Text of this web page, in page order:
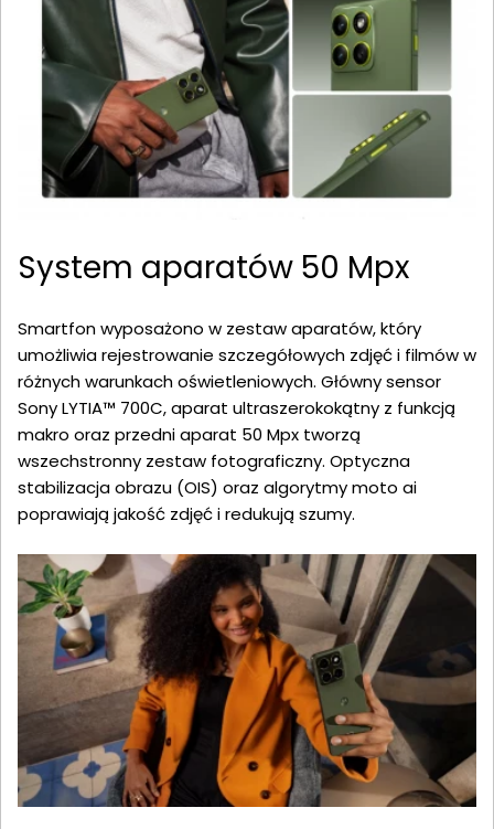
System aparatów 50 Mpx
Smartfon wyposażono w zestaw aparatów, który
umożliwia rejestrowanie szczegółowych zdjęć i filmów w
różnych warunkach oświetleniowych. Główny sensor
Sony LYTIA™ 700C, aparat ultraszerokokątny z funkcją
makro oraz przedni aparat 50 Mpx tworzą
wszechstronny zestaw fotograficzny. Optyczna
stabilizacja obrazu (OIS) oraz algorytmy moto ai
poprawiają jakość zdjęć i redukują szumy.